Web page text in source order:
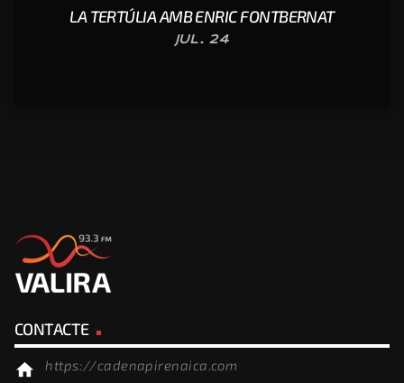
LA TERTÚLIA AMB ENRIC FONTBERNAT
JUL. 24
CONTACTE
home https://cadenapirenaica.com